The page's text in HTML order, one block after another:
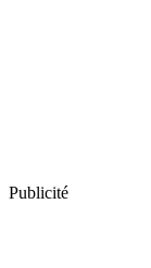
Publicité